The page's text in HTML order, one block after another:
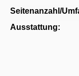
Seitenanzahl/
Ausstattung: